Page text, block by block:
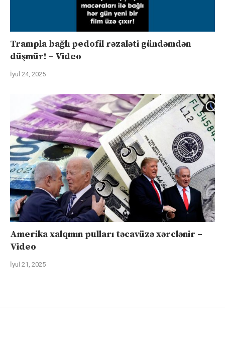
Trampla bağlı pedofil rəzaləti gündəmdən
düşmür! – Video
İyul 24, 2025
Amerika xalqının pulları təcavüzə xərclənir –
Video
İyul 21, 2025